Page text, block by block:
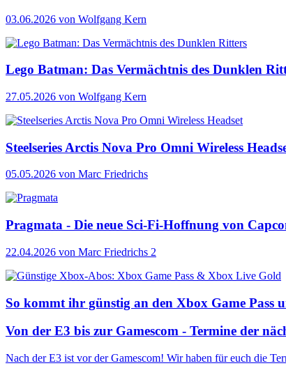
03.06.2026 von Wolfgang Kern
Lego Batman: Das Vermächtnis des Dunklen
27.05.2026 von Wolfgang Kern
Steelseries Arctis Nova Pro Omni Wireless
05.05.2026 von Marc Friedrichs
Pragmata - Die neue Sci-Fi-Hoffnung von
22.04.2026 von Marc Friedrichs 2
So kommt ihr günstig an den Xbox Game Pass
Von der E3 bis zur Gamescom - Termine der
Nach der E3 ist vor der Gamescom! Wir haben für euch die